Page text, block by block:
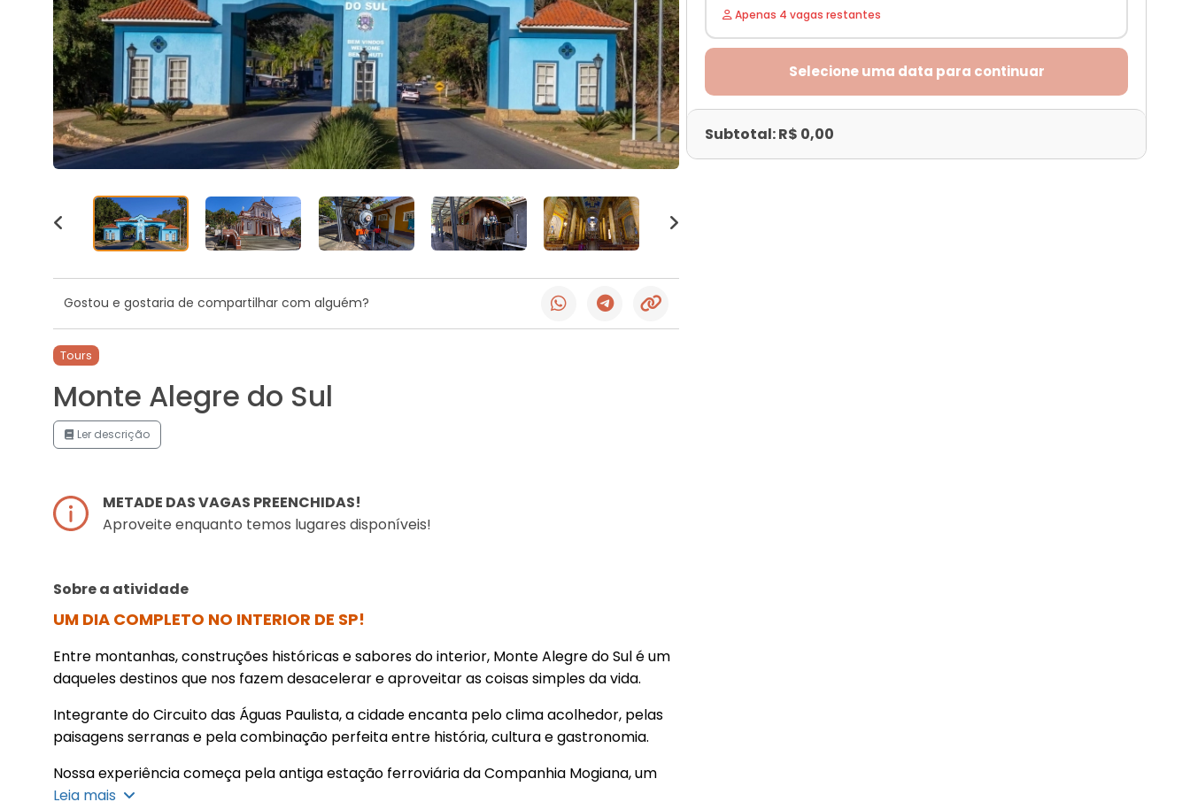
Gostou e gostaria de compartilhar com alguém?
Tours
Monte Alegre do Sul
Ler descrição
METADE DAS VAGAS PREENCHIDAS!
Aproveite enquanto temos lugares disponíveis!
Sobre a atividade
UM DIA COMPLETO NO INTERIOR DE SP!
Entre montanhas, construções históricas e sabores do interior, Monte Alegre do Sul é um
daqueles destinos que nos fazem desacelerar e aproveitar as coisas simples da vida.
Integrante do Circuito das Águas Paulista, a cidade encanta pelo clima acolhedor, pelas
paisagens serranas e pela combinação perfeita entre história, cultura e gastronomia.
Nossa experiência começa pela antiga estação ferroviária da Companhia Mogiana, um
dos símbolos do desenvolvimento da cidade e uma importante lembrança dos tempos
Leia mais
Apenas 4 vagas restantes
Selecione uma data para continuar
Subtotal: R$ 0,00